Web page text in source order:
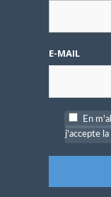
PAS DE
16
On
E-MAIL
En
j'accepte